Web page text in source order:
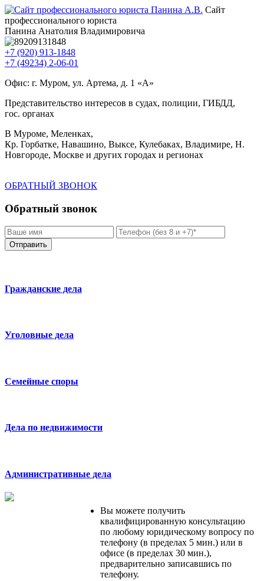
Сайт
профессионального юриста
Панина Анатолия Владимировича
+7 (920) 913-1848
+7 (49234) 2-06-01
Офис: г. Муром, ул. Артема, д. 1 «А»
Представительство интересов в судах, полиции, ГИБДД,
гос. органах
В Муроме, Меленках,
Кр. Горбатке, Навашино, Выксе, Кулебаках, Владимире, Н.
Новгороде, Москве и других городах и регионах
ОБРАТНЫЙ ЗВОНОК
Обратный звонок
Отправить
Гражданские дела
Уголовные дела
Cемейные споры
Дела по недвижимости
Административные дела
Вы можете получить
квалифицированную консультацию
по любому юридическому вопросу по
телефону (в пределах 5 мин.) или в
офисе (в пределах 30 мин.),
предварительно записавшись по
телефону.